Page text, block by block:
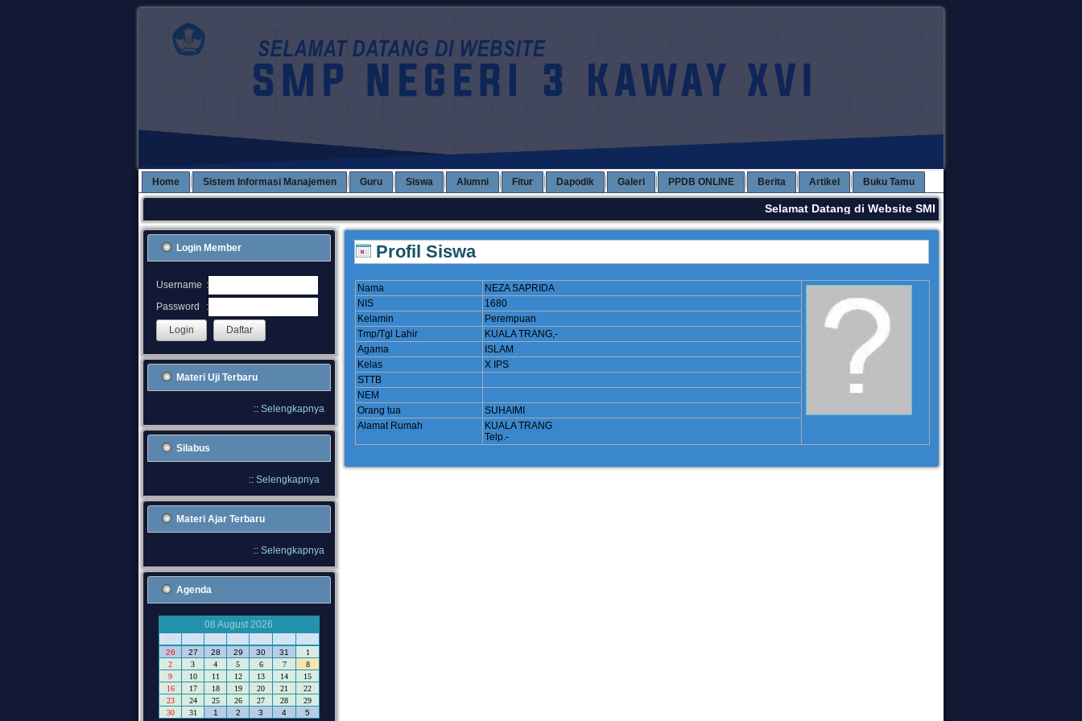
Home Sistem Informasi Manajemen Guru Siswa Alumni Fitur Dapodik Galeri PPDB ONLINE Berita Artikel Buku Tamu
Selamat Datang di Website SMPN 3 KAWAY XVI. Terima
Login Member
Username :
Password
:
Materi Uji Terbaru
:: Selengkapnya
Silabus
:: Selengkapnya
Materi Ajar Terbaru
:: Selengkapnya
Agenda
08 August 2026
M
S S R K J S
26 27 28 29 30 31
1
2
3 4 5 6 7
8
9
10 11 12 13 14
15
16
17 18 19 20 21
22
23
24 25 26 27 28
29
30
31 1 2 3 4 5
Profil Siswa
Nama
NEZA SAPRIDA
NIS
1680
Kelamin
Perempuan
Tmp/Tgl Lahir
KUALA TRANG,-
Agama
ISLAM
Kelas
X IPS
STTB
NEM
Orang tua
SUHAIMI
Alamat Rumah
KUALA TRANG
Telp.-